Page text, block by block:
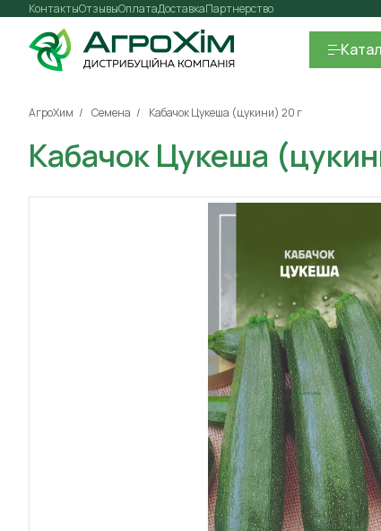
Контакты Оплата
Отзывы ДоставкаПартнерство
АгроХим Семена Кабачок Цукеша (цукини) 20 г
Кабачок Цукеша